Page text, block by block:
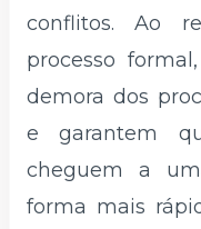
conflitos. Ao
processo
demora dos
e garantem
cheguem a
forma mais